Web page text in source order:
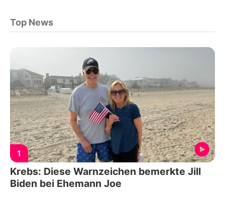
Top News
1
Krebs: Diese Warnzeichen bemerkte Jill
Biden bei Ehemann Joe